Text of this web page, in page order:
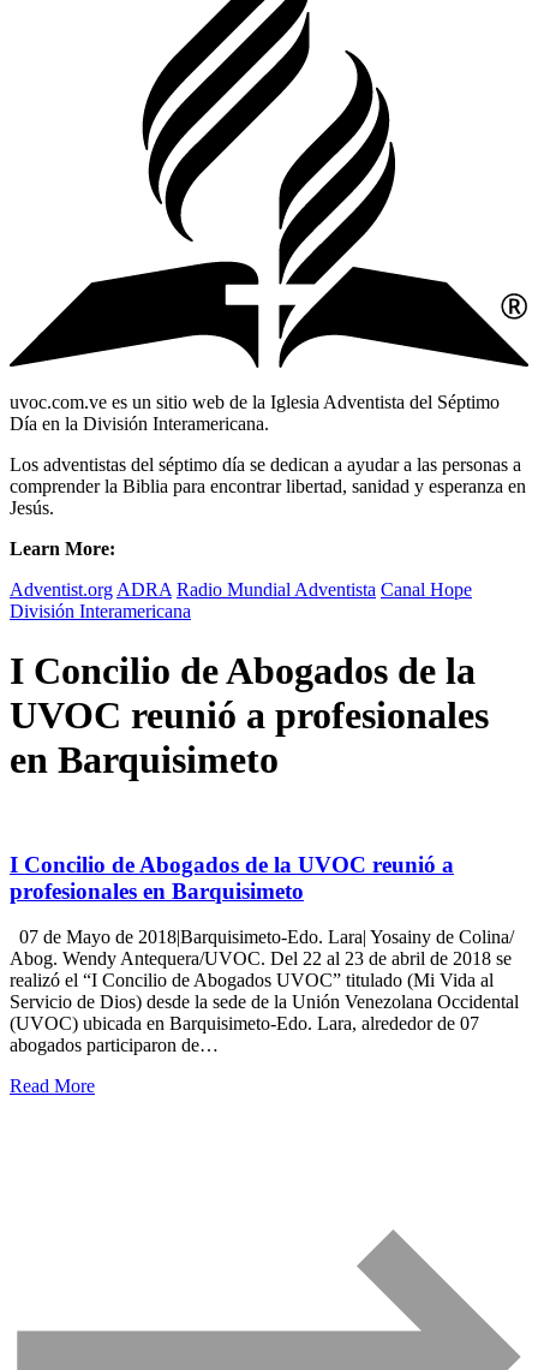
uvoc.com.ve es un sitio web de la Iglesia Adventista del Séptimo
Día en la División Interamericana.
Los adventistas del séptimo día se dedican a ayudar a las personas a
comprender la Biblia para encontrar libertad, sanidad y esperanza en
Jesús.
Learn More:
Adventist.org ADRA Radio Mundial Adventista Canal Hope
División Interamericana
I Concilio de Abogados de la
UVOC reunió a profesionales
en Barquisimeto
I Concilio de Abogados de la UVOC reunió a
profesionales en Barquisimeto
07 de Mayo de 2018|Barquisimeto-Edo. Lara| Yosainy de Colina/
Abog. Wendy Antequera/UVOC. Del 22 al 23 de abril de 2018 se
realizó el “I Concilio de Abogados UVOC” titulado (Mi Vida al
Servicio de Dios) desde la sede de la Unión Venezolana Occidental
(UVOC) ubicada en Barquisimeto-Edo. Lara, alrededor de 07
abogados participaron de…
Read More